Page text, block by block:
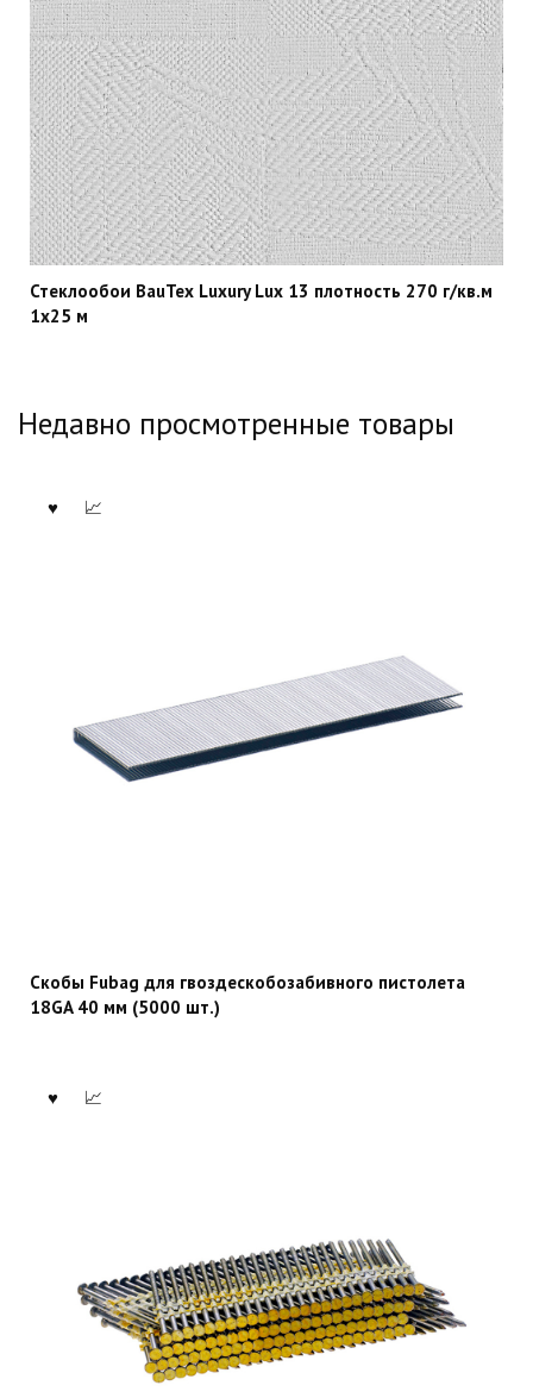
Стеклообои BauTex Luxury Lux 13 плотность 270 г/кв.м
1х25 м
Недавно просмотренные товары
Скобы Fubag для гвоздескобозабивного пистолета
18GA 40 мм (5000 шт.)